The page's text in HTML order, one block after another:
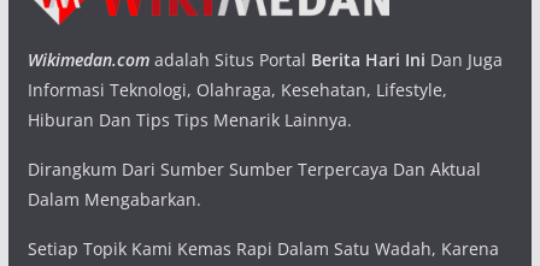
Wikimedan.comadalah Situs Portal Berita Hari Ini Dan Juga
Informasi Teknologi, Olahraga, Kesehatan, Lifestyle,
Hiburan Dan Tips Tips Menarik Lainnya.
Dirangkum Dari Sumber Sumber Terpercaya Dan Aktual
Dalam Mengabarkan.
Setiap Topik Kami Kemas Rapi Dalam Satu Wadah, Karena